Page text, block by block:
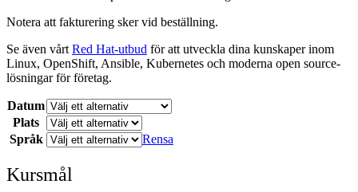
Notera att fakturering sker vid beställning.
Se även vårt Red Hat-utbud för att utveckla dina kunskaper inom
Linux, OpenShift, Ansible, Kubernetes och moderna open source-
lösningar för företag.
Datum
Plats
Språk
Rensa
Kursmål